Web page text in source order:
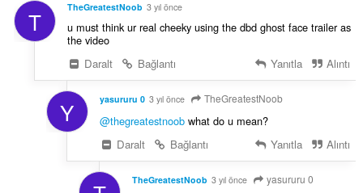
T TheGreatestNoob 3 yıl önce
u must think ur real cheeky using the dbd ghost face trailer as
the video
Daralt
Bağlantı Yanıtla Alıntı
Y yasururu 0 3 yıl önce TheGreatestNoob
@thegreatestnoobwhat do u mean?
Daralt
Bağlantı Yanıtla Alıntı
TheGreatestNoob 3 yıl önce yasururu 0